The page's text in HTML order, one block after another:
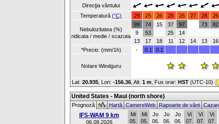
Direcţia vântului
Temperatură (°C) 29 25 26 28 26 27 28 26
Nebulozitatea (%)
ridicata / medie / scazuta
99
9
13
74
53
17
15
18
37
25
11
97
14
12
14
73
13
82
16
*Precio. (mm/1h)
- 0.1 0.1
Notare Windguru
Lat: 20.935 , Lon: -156.36 Alt: 1 m , Fus orar: HST (UTC-10)
United States - Maui (north shore)
Prognoză HartăCamereWebRapoarte de vânt
IFS-WAM 9 km
06.08.2026
Mi
05.
Mi
05.
Jo
06.
Jo
06.
Jo
06.
Vi
07.
Vi
07.
Vi
07.